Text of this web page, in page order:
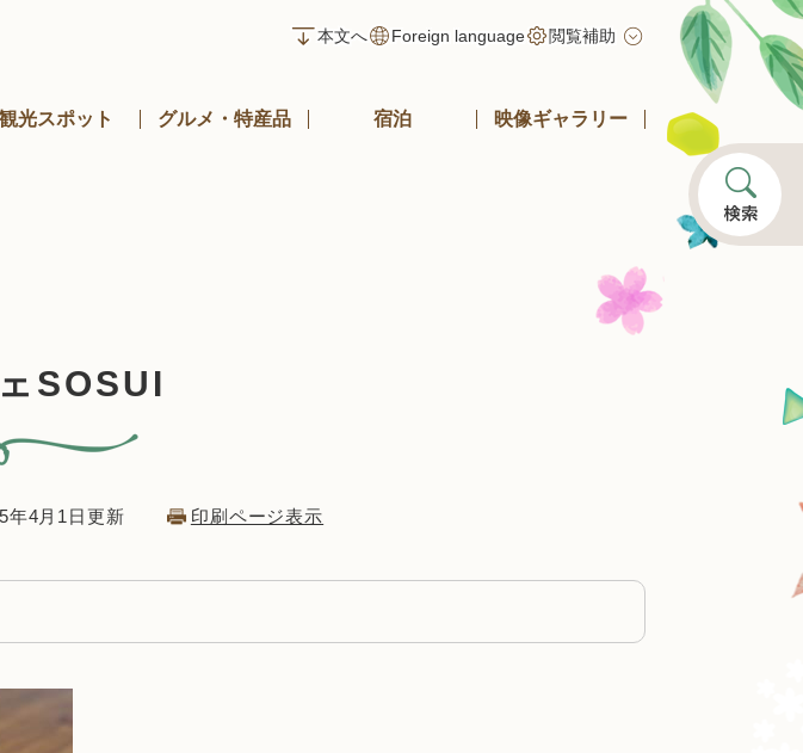
本文へ
Foreign language 閲覧補助
観光スポット グルメ・特産品 宿泊 映像ギャラリー
SOSUI
年4月1日更新 印刷ページ表示